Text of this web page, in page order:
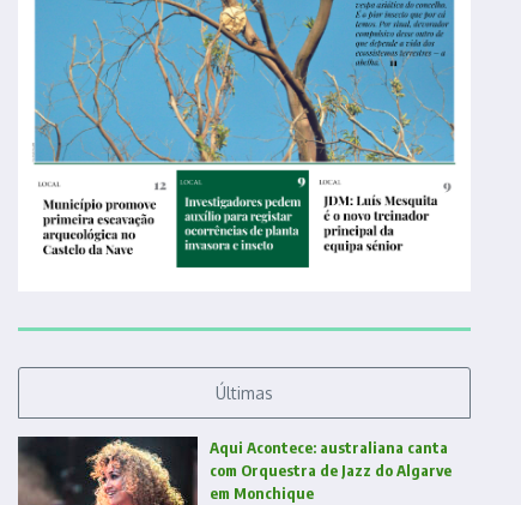
Últimas
Aqui Acontece: australiana canta
com Orquestra de Jazz do Algarve
em Monchique